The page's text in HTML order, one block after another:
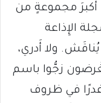
أَكبرَ مجموعةٍ من
الإِذاعة
يُناقَش. ولا أَدري،
زجُّوا باسم
غدرًا في ظروف